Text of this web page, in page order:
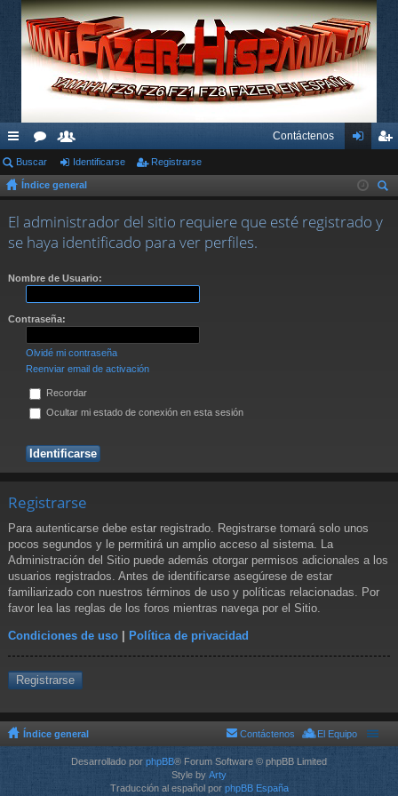
nl
ac
es
rá
s
or
os
su
ari
os
Contáctenos
nti
fic
ist
Buscar Identificarse Registrarse
Índice general
car
El administrador del sitio requiere que esté registrado y
se haya identificado para ver perfiles.
Nombre de Usuario:
Contraseña:
Olvidé mi contraseña
Reenviar email de activación
Recordar
Ocultar mi estado de conexión en esta sesión
Registrarse
Para autenticarse debe estar registrado. Registrarse tomará solo unos
pocos segundos y le permitirá un amplio acceso al sistema. La
Administración del Sitio puede además otorgar permisos adicionales a los
usuarios registrados. Antes de identificarse asegúrese de estar
familiarizado con nuestros términos de uso y políticas relacionadas. Por
favor lea las reglas de los foros mientras navega por el Sitio.
Condiciones de uso | Política de privacidad
Registrarse
Índice general El Equipo
Contáctenos
Desarrollado por phpBB® Forum Software © phpBB Limited
Style by Arty
Traducción al español por phpBB España